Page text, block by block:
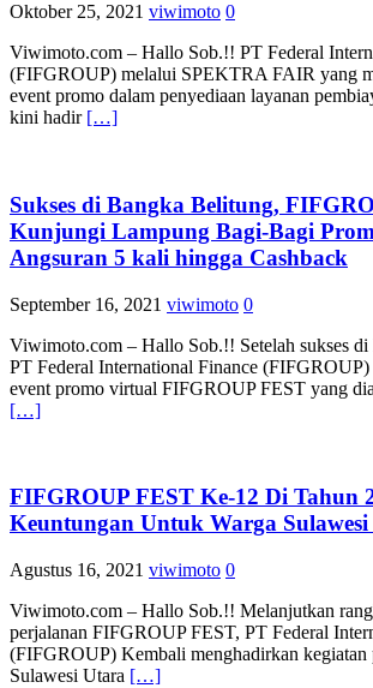
Oktober 25, 2021 viwimoto 0
Viwimoto.com – Hallo Sob.!! PT Federal
(FIFGROUP) melalui SPEKTRA FAIR yang
event promo dalam penyediaan layanan
kini hadir […]
Sukses di Bangka Belitung,
Kunjungi Lampung Bagi-Bagi
Angsuran 5 kali hingga Cashback
September 16, 2021 viwimoto 0
Viwimoto.com – Hallo Sob.!! Setelah sukses
PT Federal International Finance
event promo virtual FIFGROUP FEST yang
[…]
FIFGROUP FEST Ke-12 Di Tahun
Keuntungan Untuk Warga
Agustus 16, 2021 viwimoto 0
Viwimoto.com – Hallo Sob.!! Melanjutkan
perjalanan FIFGROUP FEST, PT Federal
(FIFGROUP) Kembali menghadirkan kegiatan
Sulawesi Utara […]